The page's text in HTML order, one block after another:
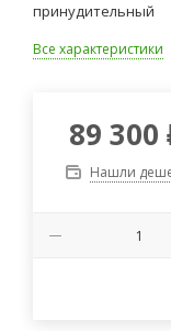
принудительный
Все характеристики
89 300
Нашли